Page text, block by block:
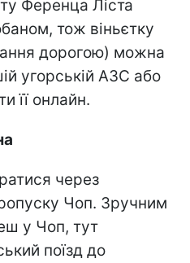
Ференца Ліста
тож віньєтку
дорогою) можна
угорській АЗС або
її онлайн.
через
Чоп. Зручним
у Чоп, тут
поїзд до